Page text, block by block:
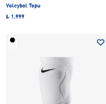
Voleybol Topu
₺ 1.999